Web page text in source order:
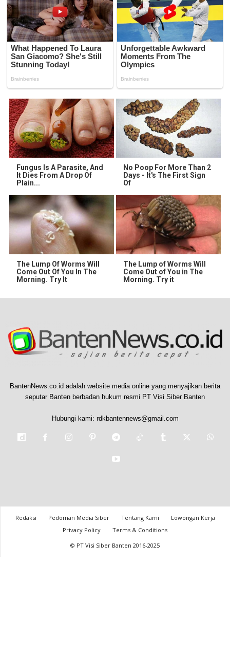
Fungus Is A Parasite, And
It Dies From A Drop Of
Plain...
No Poop For More Than 2
Days - It's The First Sign
Of
The Lump Of Worms Will
Come Out Of You In The
Morning. Try It
The Lump of Worms Will
Come Out of You in The
Morning. Try it
BantenNews.co.id adalah website media online yang menyajikan berita
seputar Banten berbadan hukum resmi PT Visi Siber Banten
Hubungi kami: rdkbantennews@gmail.com
Redaksi Pedoman Media Siber Tentang Kami
Lowongan Kerja
Privacy Policy
Terms & Conditions
© PT Visi Siber Banten 2016-2025